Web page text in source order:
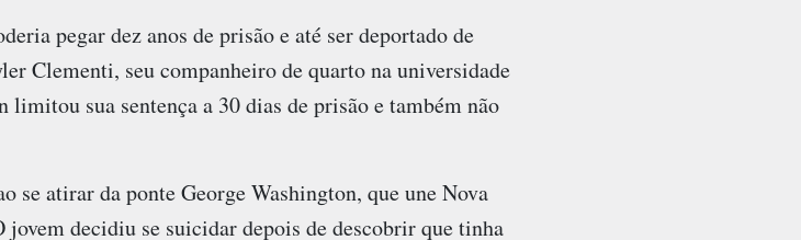
pegar dez anos de prisão e até ser deportado de
Clementi, seu companheiro de quarto na universidade
sua sentença a 30 dias de prisão e também não
se atirar da ponte George Washington, que une Nova
jovem decidiu se suicidar depois de descobrir que tinha